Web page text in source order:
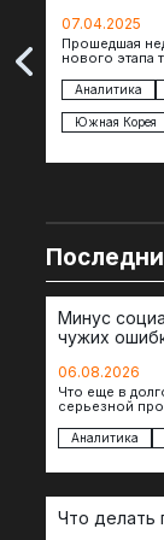
07.04.2025
Прошедшая
нового этапа
импорта из
Аналитика
Южная Корея
Минус
чужих
06.08.2026
Что еще в
серьезной
которых
Аналитика
Что делать